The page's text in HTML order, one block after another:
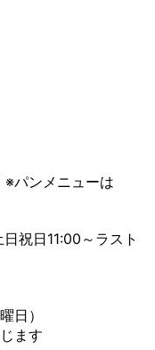
パンメニューは
祝日11:00～ラスト
日）
ます